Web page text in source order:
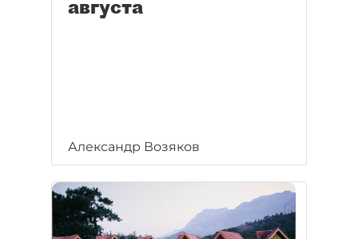
августа
Александр Возяков